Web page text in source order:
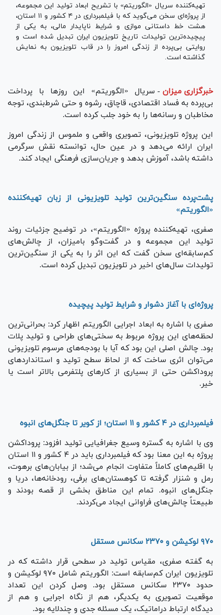
تهیه‌کننده سریال «الگوریتم» با تشریح ابعاد تولید این مجموعه،
از پروژه‌ای سخن می‌گوید که با فیلمبرداری در ۴ کشور و ۱۱ استان،
هشت خط داستانی موازی و شرایط ناپایدار مالی، به یکی از
پیچیده‌ترین تولیدات تاریخ تلویزیون ایران تبدیل شده است و
روایتی بی‌پرده از زندگی امروز را در قاب تلویزیون به نمایش
گذاشته است.
خبرگزاری میزان - سریال «الگوریتم» این روزها با پرداخت
بی‌پرده به فساد اقتصادی، قاچاق، رشوه و حتی شرط‌بندی، توجه
مخاطبان و رسانه‌ها را به خود جلب کرده است.
این پروژه تلویزیونی، تصویری واقعی و ملموس از زندگی امروز
ایران ارائه می‌دهد و در عین حال، توانسته نقش سرگرمی
داشته باشد، آموزش بدهد و جریان‌سازی فرهنگی ایجاد کند.
پشت‌پرده سنگین‌ترین تولید تلویزیونی از زبان تهیه‌کننده
«الگوریتم»
صفری، تهیه‌کننده پروژه «الگوریتم»، در توضیح جزئیات روند
تولید این مجموعه و در گفت‌وگو بامیزان، از چالش‌های
کم‌سابقه‌ای سخن گفت که این اثر را به یکی از سنگین‌ترین
تولیدات سال‌های اخیر در تلویزیون تبدیل کرده است.
پروژه‌ای با آغاز دشوار و شرایط تولید پیچیده
صفری با اشاره به ابعاد اجرایی الگوریتم اظهار کرد: بحرانی‌ترین
لحظه‌های این پروژه مربوط به سختی‌های طراحی و تولید پلات
بود. چالش اصلی این بود که آیا با بودجه‌های مرسوم تلویزیونی
می‌توان اثری ساخت که از لحاظ سطح تولید و استانداردهای
پروداکشن حتی از بسیاری از کارهای پلتفرمی بالاتر است یا
خیر.
فیلمبرداری در ۴ کشور و ۱۱ استان؛ از کویر تا جنگل‌های انبوه
وی با اشاره به گستره وسیع جغرافیایی تولید افزود: پروداکشن
پروژه به این معنا بود که فیلمبرداری باید در ۴ کشور و ۱۱ استان
با اقلیم‌های کاملاً متفاوت انجام می‌شد؛ از بیابان‌های برهوت،
رمل و شنزار گرفته تا کوهستان‌های برفی، رودخانه‌ها، دریا و
جنگل‌های انبوه. تمام این مناطق بخشی از قصه بودند و
طبیعتاً چالش‌های فراوانی ایجاد می‌کردند.
۹۷۰ لوکیشن و ۲۳۷۰ سکانس مستقل
به گفته صفری، مقیاس تولید در سطحی قرار داشته که در
تلویزیون ایران کم‌سابقه است: الگوریتم شامل ۹۷۰ لوکیشن و
حدود ۲۳۷۰ سکانس مستقل بود. وصل کردن این تعداد
موقعیت تصویری به یکدیگر، هم از نگاه اجرایی و هم از
دیدگاه ارتباط دراماتیک، یک مسئله جدی و چندلایه بود.